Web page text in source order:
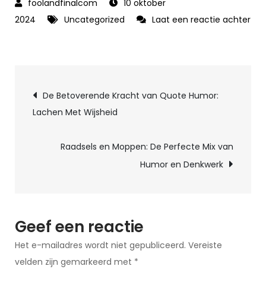
10 oktober
2024
Uncategorized
Laat een reactie achter
Raadsels
in
één!
Berichtnavigatie
De Betoverende Kracht van Quote Humor:
Lachen Met Wijsheid
Raadsels en Moppen: De Perfecte Mix van
Humor en Denkwerk
Geef een reactie
Het e-mailadres wordt niet gepubliceerd. Vereiste
velden zijn gemarkeerd met *